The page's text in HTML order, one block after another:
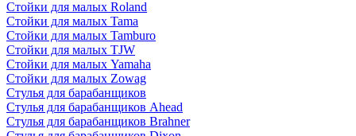
Стойки для малых Roland
Стойки для малых Tama
Стойки для малых Tamburo
Стойки для малых TJW
Стойки для малых Yamaha
Стойки для малых Zowag
Стулья для барабанщиков
Стулья для барабанщиков Ahead
Стулья для барабанщиков Brahner